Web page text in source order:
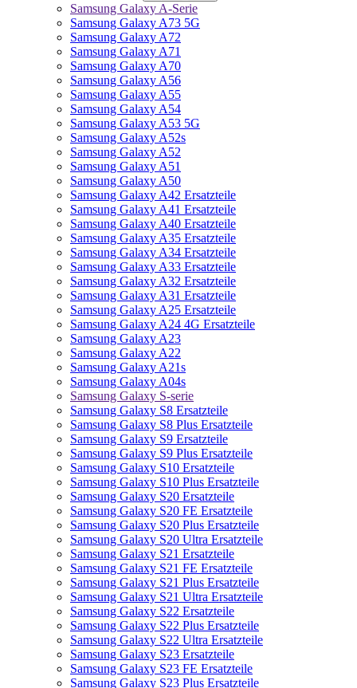
Samsung Galaxy A-Serie
Samsung Galaxy A73 5G
Samsung Galaxy A72
Samsung Galaxy A71
Samsung Galaxy A70
Samsung Galaxy A56
Samsung Galaxy A55
Samsung Galaxy A54
Samsung Galaxy A53 5G
Samsung Galaxy A52s
Samsung Galaxy A52
Samsung Galaxy A51
Samsung Galaxy A50
Samsung Galaxy A42 Ersatzteile
Samsung Galaxy A41 Ersatzteile
Samsung Galaxy A40 Ersatzteile
Samsung Galaxy A35 Ersatzteile
Samsung Galaxy A34 Ersatzteile
Samsung Galaxy A33 Ersatzteile
Samsung Galaxy A32 Ersatzteile
Samsung Galaxy A31 Ersatzteile
Samsung Galaxy A25 Ersatzteile
Samsung Galaxy A24 4G Ersatzteile
Samsung Galaxy A23
Samsung Galaxy A22
Samsung Galaxy A21s
Samsung Galaxy A04s
Samsung Galaxy S-serie
Samsung Galaxy S8 Ersatzteile
Samsung Galaxy S8 Plus Ersatzteile
Samsung Galaxy S9 Ersatzteile
Samsung Galaxy S9 Plus Ersatzteile
Samsung Galaxy S10 Ersatzteile
Samsung Galaxy S10 Plus Ersatzteile
Samsung Galaxy S20 Ersatzteile
Samsung Galaxy S20 FE Ersatzteile
Samsung Galaxy S20 Plus Ersatzteile
Samsung Galaxy S20 Ultra Ersatzteile
Samsung Galaxy S21 Ersatzteile
Samsung Galaxy S21 FE Ersatzteile
Samsung Galaxy S21 Plus Ersatzteile
Samsung Galaxy S21 Ultra Ersatzteile
Samsung Galaxy S22 Ersatzteile
Samsung Galaxy S22 Plus Ersatzteile
Samsung Galaxy S22 Ultra Ersatzteile
Samsung Galaxy S23 Ersatzteile
Samsung Galaxy S23 FE Ersatzteile
Samsung Galaxy S23 Plus Ersatzteile